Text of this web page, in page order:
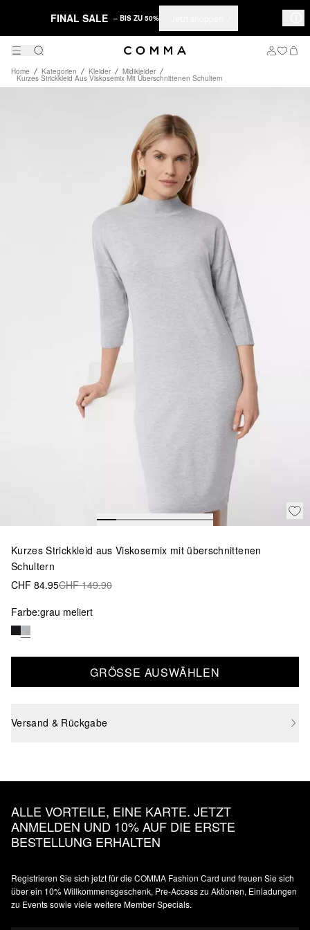
FINAL SALE – BIS ZU 50%
Home Kategorien Kleider Midikleider
Kurzes Strickkleid Aus Viskosemix Mit Überschnittenen Schultern
Kurzes Strickkleid aus Viskosemix mit überschnittenen
Schultern
CHF 84.95CHF 149.90
Farbe:grau meliert
GRÖSSE AUSWÄHLEN
Versand & Rückgabe
ALLE VORTEILE, EINE KARTE. JETZT
ANMELDEN UND 10% AUF DIE ERSTE
BESTELLUNG ERHALTEN
Registrieren Sie sich jetzt für die COMMA Fashion Card und freuen Sie sich
über ein 10% Willkommensgeschenk, Pre-Access zu Aktionen, Einladungen
zu Events sowie viele weitere Member Specials.